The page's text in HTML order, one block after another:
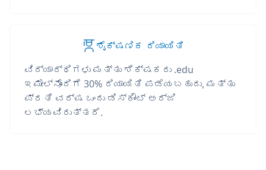
ಶೈಕ್ಷಣಿಕ ರಿಯಾಯಿತಿ
ವಿದ್ಯಾರ್ಥಿಗಳು ಮತ್ತು ಶಿಕ್ಷಕರು .edu
ಇಮೇಲ್‌ನೊಂದಿಗೆ 30% ರಿಯಾಯಿತಿ ಪಡೆಯಬಹುದು, ಮತ್ತು
ಪ್ರತಿ ವರ್ಷ ಒಂದು ಡಿಸ್ಕೌಂಟ್ ಅರ್ಜಿ
ಲಭ್ಯವಿರುತ್ತದೆ.